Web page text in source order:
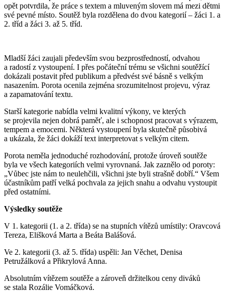
opět potvrdila, že práce s textem a mluveným slovem má mezi dětmi
své pevné místo. Soutěž byla rozdělena do dvou kategorií – žáci 1. a
2. tříd a žáci 3. až 5. tříd.
Mladší žáci zaujali především svou bezprostředností, odvahou
a radostí z vystoupení. I přes počáteční trému se všichni soutěžící
dokázali postavit před publikum a předvést své básně s velkým
nasazením. Porota ocenila zejména srozumitelnost projevu, výraz
a zapamatování textu.
Starší kategorie nabídla velmi kvalitní výkony, ve kterých
se projevila nejen dobrá paměť, ale i schopnost pracovat s výrazem,
tempem a emocemi. Některá vystoupení byla skutečně působivá
a ukázala, že žáci dokáží text interpretovat s velkým citem.
Porota neměla jednoduché rozhodování, protože úroveň soutěže
byla ve všech kategoriích velmi vyrovnaná. Jak zaznělo od poroty:
„Vůbec jste nám to neulehčili, všichni jste byli strašně dobří.“ Všem
účastníkům patří velká pochvala za jejich snahu a odvahu vystoupit
před ostatními.
Výsledky soutěže
V 1. kategorii (1. a 2. třída) se na stupních vítězů umístily: Oravcová
Tereza, Elišková Marta a Beáta Balášová.
Ve 2. kategorii (3. až 5. třída) uspěli: Jan Věchet, Denisa
Petružálková a Přikrylová Anna.
Absolutním vítězem soutěže a zároveň držitelkou ceny diváků
se stala Rozálie Vomáčková.